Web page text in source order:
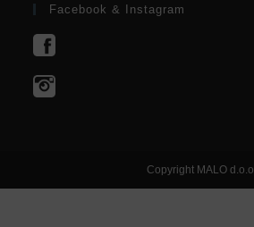
Facebook & Instagram
Copyright MALO d.o.o